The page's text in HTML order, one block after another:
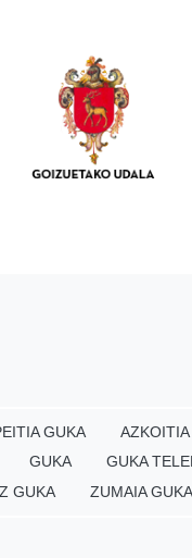
GUKA AZKOITIA
GUKA
GUKA
GUKA
ZUMAIA GUKA